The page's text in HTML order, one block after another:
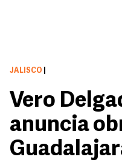
JALISCO
Vero
anuncia